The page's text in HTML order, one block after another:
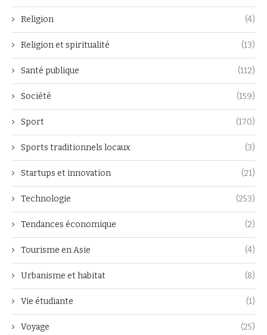
Religion (4)
Religion et spiritualité (13)
Santé publique (112)
Société (159)
Sport (170)
Sports traditionnels locaux (3)
Startups et innovation (21)
Technologie (253)
Tendances économique (2)
Tourisme en Asie (4)
Urbanisme et habitat (8)
Vie étudiante (1)
Voyage (25)